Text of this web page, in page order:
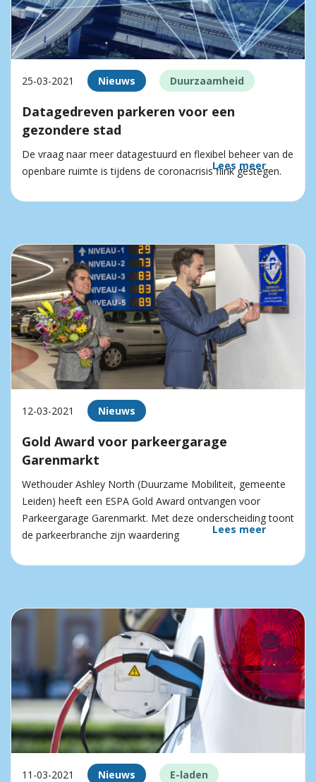
25-03-2021 Nieuws Duurzaamheid
Datagedreven parkeren voor een
gezondere stad
De vraag naar meer datagestuurd en flexibel beheer van de
openbare ruimte is tijdens de coronacrisis flink gestegen.
Lees meer
12-03-2021 Nieuws
Gold Award voor parkeergarage
Garenmarkt
Wethouder Ashley North (Duurzame Mobiliteit, gemeente
Leiden) heeft een ESPA Gold Award ontvangen voor
Parkeergarage Garenmarkt. Met deze onderscheiding toont
de parkeerbranche zijn waardering
Lees meer
11-03-2021 Nieuws E-laden